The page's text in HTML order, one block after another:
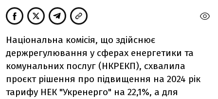
Національна комісія, що здійснює
держрегулювання у сферах енергетики та
комунальних послуг (НКРЕКП), схвалила
проєкт рішення про підвищення на 2024 рік
тарифу НЕК "Укренерго" на 22,1%, а для